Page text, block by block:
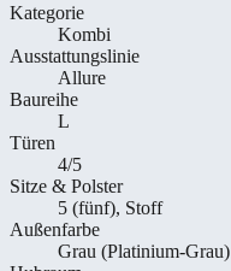
Kategorie
Kombi
Ausstattungslinie
Allure
Baureihe
L
Türen
4/5
Sitze & Polster
5 (fünf), Stoff
Außenfarbe
Grau (Platinium-Grau)